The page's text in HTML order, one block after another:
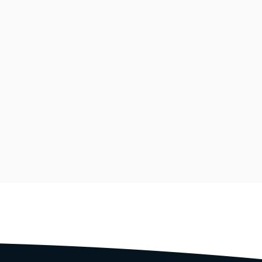
e somente usá-los
medidas de
contra acesso
autorizados.
ou terceiros
para a
legais.